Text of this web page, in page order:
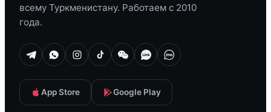
всему Туркменистану. Работаем с 2010
года.
App Store Google Play